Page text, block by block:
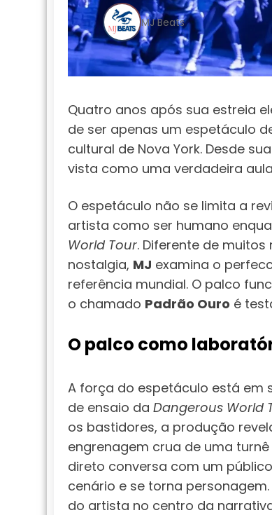
MJ Beats
Quatro anos após sua estreia
de ser apenas um espetáculo
cultural de Nova York. Desde
vista como uma verdadeira
O espetáculo não se limita a
artista como ser humano
World Tour. Diferente de
nostalgia, MJ examina o
referência mundial. O palco
o chamado Padrão Ouro é
O palco como
A força do espetáculo está em
de ensaio da Dangerous World
os bastidores, a produção
engrenagem crua de uma
direto conversa com um
cenário e se torna
do artista no centro da